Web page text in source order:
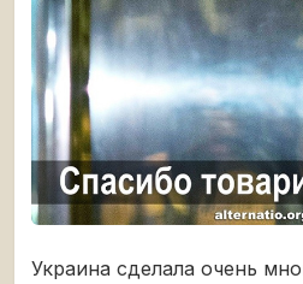
Украина сделала очень